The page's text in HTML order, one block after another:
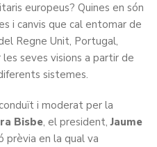
europeus? Quines en són
i canvis que cal entomar de
Regne Unit, Portugal,
seves visions a partir de
sistemes.
i moderat per la
Bisbe, el president,Jaume
prèvia en la qual va